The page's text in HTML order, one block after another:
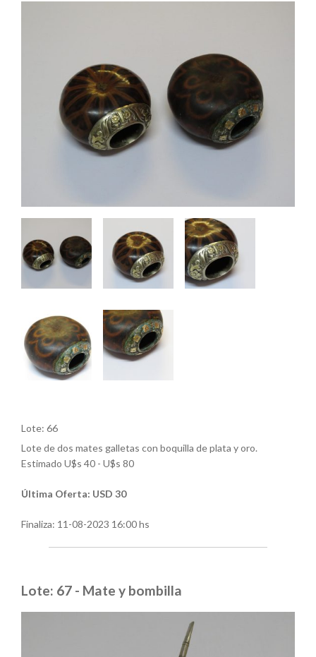
Lote: 66
Lote de dos mates galletas con boquilla de plata y oro.
Estimado U$s 40 - U$s 80
Última Oferta: USD 30
Finaliza: 11-08-2023 16:00 hs
Lote: 67 - Mate y bombilla